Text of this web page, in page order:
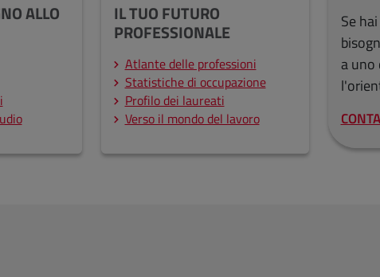
ALLO IL TUO FUTURO
PROFESSIONALE
Atlante delle professioni
Statistiche di occupazione
Profilo dei laureati
Verso il mondo del lavoro
Se
a uno